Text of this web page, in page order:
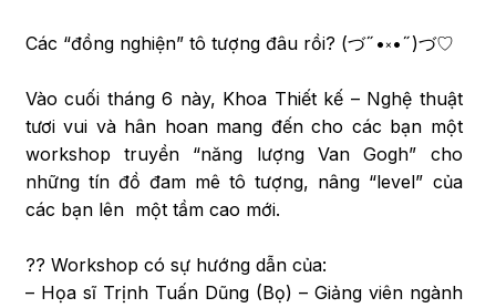
Các “đồng nghiện” tô tượng đâu rồi? (づ˶•༝•˶)づ♡
Vào cuối tháng 6 này, Khoa Thiết kế – Nghệ thuật
tươi vui và hân hoan mang đến cho các bạn một
workshop truyền “năng lượng Van Gogh” cho
những tín đồ đam mê tô tượng, nâng “level” của
các bạn lên một tầm cao mới.
?‍? Workshop có sự hướng dẫn của:
– Họa sĩ Trịnh Tuấn Dũng (Bọ) – Giảng viên ngành